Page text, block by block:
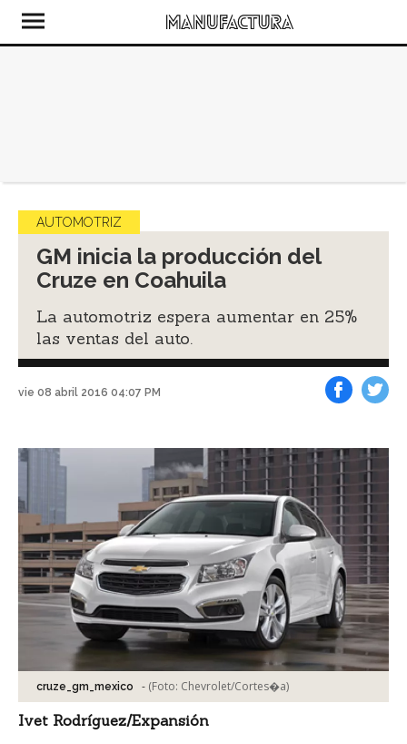
AUTOMOTRIZ
GM inicia la producción del
Cruze en Coahuila
La automotriz espera aumentar en 25%
las ventas del auto.
vie 08 abril 2016 04:07 PM
cruze_gm_mexico - (Foto: Chevrolet/Cortes�a)
Ivet Rodríguez/Expansión